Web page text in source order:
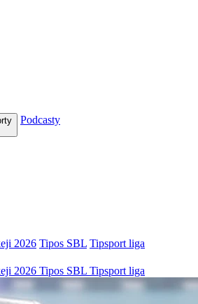
Podcasty
2026 Tipos SBL Tipsport liga
2026 Tipos SBL Tipsport liga